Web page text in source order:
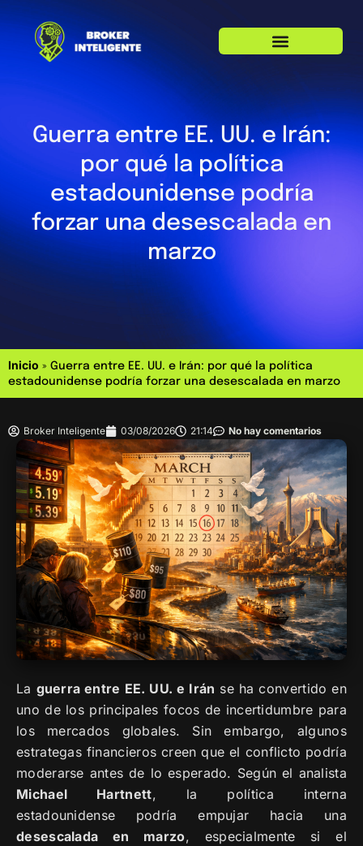
Guerra entre EE. UU. e Irán:
por qué la política
estadounidense podría
forzar una desescalada en
marzo
Inicio » Guerra entre EE. UU. e Irán: por qué la política
estadounidense podría forzar una desescalada en marzo
Broker Inteligente 03/08/2026 21:14 No hay comentarios
La guerra entre EE. UU. e Irán se ha convertido en
uno de los principales focos de incertidumbre para
los mercados globales. Sin embargo, algunos
estrategas financieros creen que el conflicto podría
moderarse antes de lo esperado. Según el analista
Michael Hartnett, la política interna
estadounidense podría empujar hacia una
desescalada en marzo, especialmente si el